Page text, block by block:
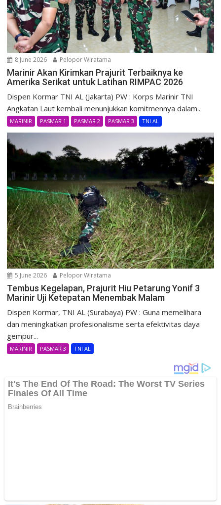
8 June 2026 Pelopor Wiratama
Marinir Akan Kirimkan Prajurit Terbaiknya ke
Amerika Serikat untuk Latihan RIMPAC 2026
Dispen Kormar TNI AL (Jakarta) PW : Korps Marinir TNI
Angkatan Laut kembali menunjukkan komitmennya dalam...
MARINIR PASMAR 1 PASMAR 2 PASMAR 3 TNI AL
5 June 2026 Pelopor Wiratama
Tembus Kegelapan, Prajurit Hiu Petarung Yonif 3
Marinir Uji Ketepatan Menembak Malam
Dispen Kormar, TNI AL (Surabaya) PW : Guna memelihara
dan meningkatkan profesionalisme serta efektivitas daya
gempur...
MARINIR PASMAR 3 TNI AL